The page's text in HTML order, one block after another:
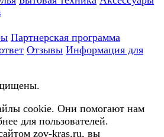
Партнерская программа
Отзывы Информация для
cookie. Они помогают нам
для пользователей.
zov-kras.ru, вы